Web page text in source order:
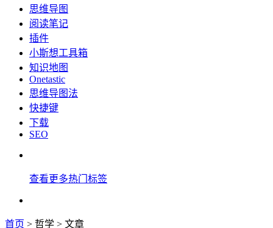
思维导图
阅读笔记
插件
小斯想工具箱
知识地图
Onetastic
思维导图法
快捷键
下载
SEO
查看更多热门标签
首页 > 哲学 > 文章